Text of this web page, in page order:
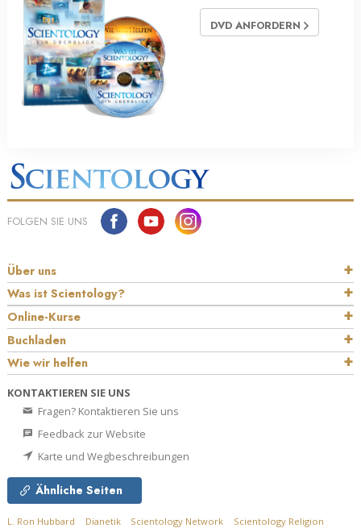
DVD ANFORDERN
FOLGEN SIE UNS
Über uns
Was ist Scientology?
Online-Kurse
Buchladen
Wie wir helfen
KONTAKTIEREN SIE UNS
Fragen? Kontaktieren Sie uns
Feedback zur Website
Karte und Wegbeschreibungen
Ähnliche Seiten
L. Ron Hubbard Dianetik Scientology Network Scientology Religion